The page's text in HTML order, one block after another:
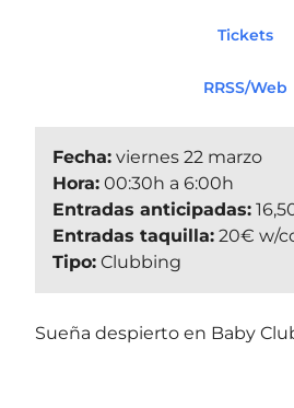
Tickets
RRSS/Web
Fecha: viernes 22 marzo
Hora: 00:30h a 6:00h
Entradas anticipadas:
Entradas taquilla: 20€ w/
Tipo: Clubbing
Sueña despierto en Baby